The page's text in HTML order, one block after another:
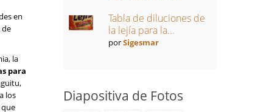
en
de
la
para
los
Tabla de diluciones de
la lejía para la...
porSigesmar
Diapositiva de Fotos